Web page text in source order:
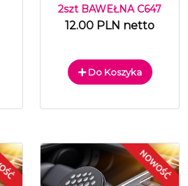
2szt BAWEŁNA C647
12.00 PLN netto
Do Koszyka